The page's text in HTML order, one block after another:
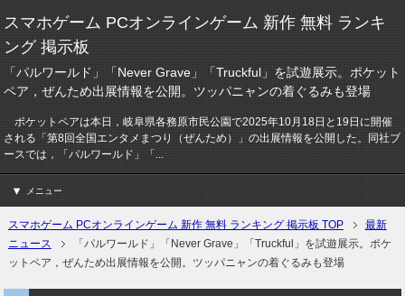
スマホゲーム PCオンラインゲーム 新作 無料 ランキ
ング 掲示板
「パルワールド」「Never Grave」「Truckful」を試遊展示。ポケット
ペア，ぜんため出展情報を公開。ツッパニャンの着ぐるみも登場
ポケットペアは本日，岐阜県各務原市民公園で2025年10月18日と19日に開催
される「第8回全国エンタメまつり（ぜんため）」の出展情報を公開した。同社ブ
ースでは，「パルワールド」「...
メニュー
スマホゲーム PCオンラインゲーム 新作 無料 ランキング 掲示板 TOP
最新
ニュース
「パルワールド」「Never Grave」「Truckful」を試遊展示。ポケ
ットペア，ぜんため出展情報を公開。ツッパニャンの着ぐるみも登場